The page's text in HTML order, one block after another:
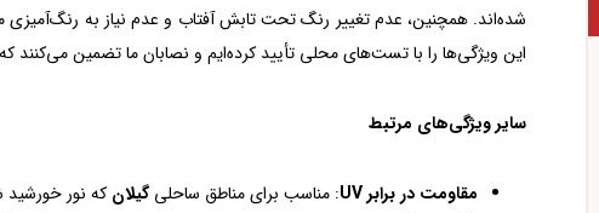
شده‌اند. همچنین، عدم تغییر رنگ تحت تابش آفتاب و عدم نیاز به رنگ‌آمیزی مجدد، عمر
این ویژگی‌ها را با تست‌های محلی تأیید کرده‌ایم و نصابان ما تضمین
سایر ویژگی‌های مرتبط
مقاومت در برابر UV : مناسب برای مناطق ساحلیگیلان که نور